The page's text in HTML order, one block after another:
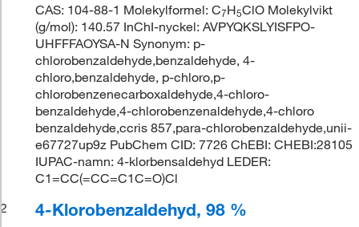
CAS: 104-88-1 Molekylformel: C7H5ClO Molekylvikt
(g/mol): 140.57 InChI-nyckel: AVPYQKSLYISFPO-
UHFFFAOYSA-N Synonym: p-
chlorobenzaldehyde,benzaldehyde, 4-
chloro,benzaldehyde, p-chloro,p-
chlorobenzenecarboxaldehyde,4-chloro-
benzaldehyde,4-chlorobenzenaldehyde,4-chloro
benzaldehyde,ccris 857,para-chlorobenzaldehyde,unii-
e67727up9z PubChem CID: 7726 ChEBI: CHEBI:28105
IUPAC-namn: 4-klorbensaldehyd LEDER:
C1=CC(=CC=C1C=O)Cl
2
4-Klorobenzaldehyd, 98 %